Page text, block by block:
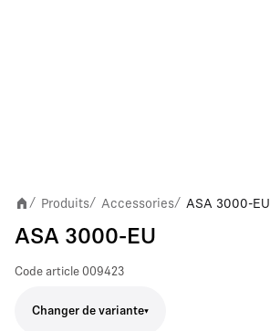
/ Produits/ Accessories/ ASA 3000-EU
ASA 3000-EU
Code article 009423
Changer de variante